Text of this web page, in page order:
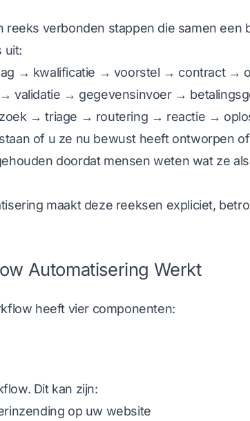
reeks verbonden stappen die samen een
uit:
→ kwalificatie → voorstel → contract →
validatie → gegevensinvoer →
→ triage → routering → reactie →
of u ze nu bewust heeft ontworpen
doordat mensen weten wat ze
maakt deze reeksen expliciet,
Automatisering Werkt
heeft vier componenten:
Dit kan zijn:
op uw website